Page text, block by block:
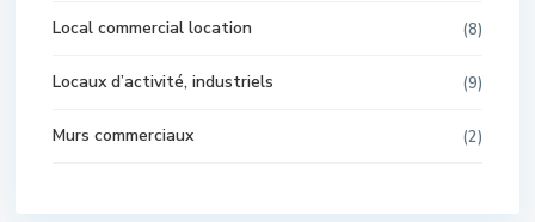
Local commercial location (8)
Locaux d’activité, industriels (9)
Murs commerciaux (2)